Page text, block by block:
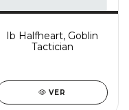
Ib Halfheart, Goblin
Tactician
VER